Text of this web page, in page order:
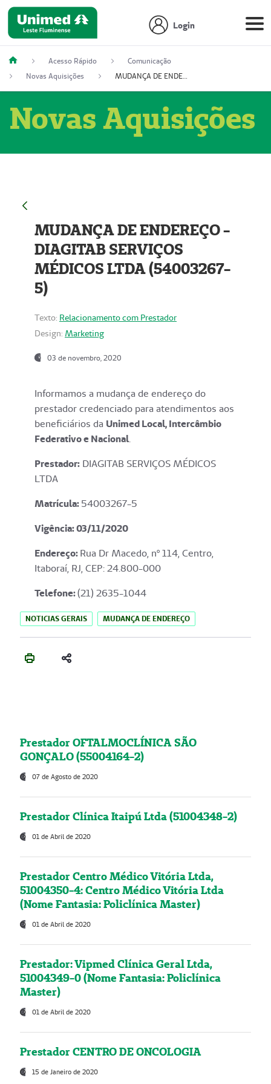
Login
Acesso Rápido
Comunicação
Novas Aquisições
MUDANÇA DE ENDEREÇO - DIAGITAB SERVIÇOS MÉDICOS LTDA (54003267-5)
Novas Aquisições
MUDANÇA DE ENDEREÇO -
DIAGITAB SERVIÇOS
MÉDICOS LTDA (54003267-
5)
Texto: Relacionamento com Prestador
Design: Marketing
03 de novembro, 2020
Informamos a mudança de endereço do
prestador credenciado para atendimentos aos
beneficiários da Unimed Local, Intercâmbio
Federativo e Nacional.
Prestador: DIAGITAB SERVIÇOS MÉDICOS
LTDA
Matrícula:54003267-5
Vigência: 03/11/2020
Endereço:Rua Dr Macedo, nº 114, Centro,
Itaboraí, RJ, CEP: 24.800-000
Telefone:(21) 2635-1044
NOTICIAS GERAIS MUDANÇA DE ENDEREÇO
Prestador OFTALMOCLÍNICA SÃO
GONÇALO (55004164-2)
07 de Agosto de 2020
Prestador Clínica Itaipú Ltda (51004348-2)
01 de Abril de 2020
Prestador Centro Médico Vitória Ltda,
51004350-4: Centro Médico Vitória Ltda
(Nome Fantasia: Policlínica Master)
01 de Abril de 2020
Prestador: Vipmed Clínica Geral Ltda,
51004349-0 (Nome Fantasia: Policlínica
Master)
01 de Abril de 2020
Prestador CENTRO DE ONCOLOGIA
15 de Janeiro de 2020